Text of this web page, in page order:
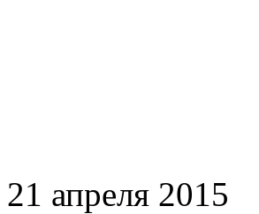
21 апреля 2015